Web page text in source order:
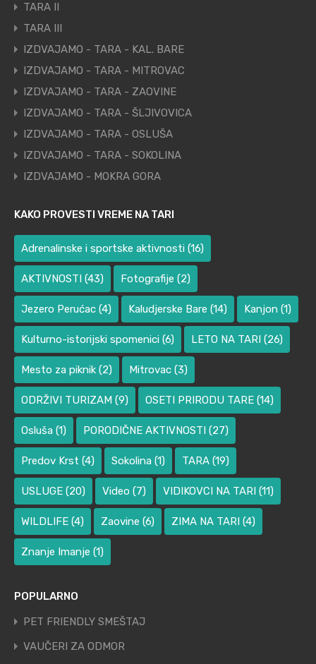
TARA II
TARA III
IZDVAJAMO - TARA - KAL. BARE
IZDVAJAMO - TARA - MITROVAC
IZDVAJAMO - TARA - ZAOVINE
IZDVAJAMO - TARA - ŠLJIVOVICA
IZDVAJAMO - TARA - OSLUŠA
IZDVAJAMO - TARA - SOKOLINA
IZDVAJAMO - MOKRA GORA
KAKO PROVESTI VREME NA TARI
Adrenalinske i sportske aktivnosti (16)
AKTIVNOSTI (43) Fotografije (2)
Jezero Perućac (4) Kaludjerske Bare (14) Kanjon (1)
Kulturno-istorijski spomenici (6) LETO NA TARI (26)
Mesto za piknik (2) Mitrovac (3)
ODRŽIVI TURIZAM (9) OSETI PRIRODU TARE (14)
Osluša (1) PORODIČNE AKTIVNOSTI (27)
Predov Krst (4) Sokolina (1) TARA (19)
USLUGE (20) Video (7) VIDIKOVCI NA TARI (11)
WILDLIFE (4) Zaovine (6) ZIMA NA TARI (4)
Znanje Imanje (1)
POPULARNO
PET FRIENDLY SMEŠTAJ
VAUČERI ZA ODMOR